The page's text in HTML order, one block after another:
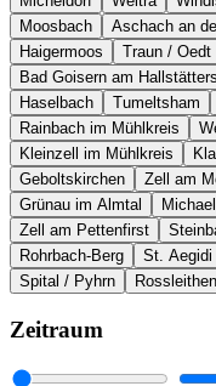
Moosbach
Aschach an
Haigermoos
Traun / Oedt
Bad Goisern am
Haselbach
Tumeltsham
Rainbach im Mühlkreis
Kleinzell im Mühlkreis
Geboltskirchen
Zell am
Grünau im Almtal
Zell am Pettenfirst
Rohrbach-Berg
St. Aegidi
Spital / Pyhrn
Rossleithen
Zeitraum